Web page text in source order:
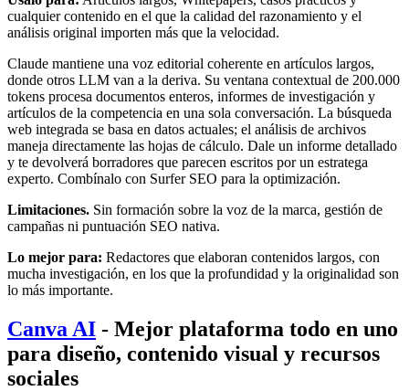
cualquier contenido en el que la calidad del razonamiento y el
análisis original importen más que la velocidad.
Claude mantiene una voz editorial coherente en artículos largos,
donde otros LLM van a la deriva. Su ventana contextual de 200.000
tokens procesa documentos enteros, informes de investigación y
artículos de la competencia en una sola conversación. La búsqueda
web integrada se basa en datos actuales; el análisis de archivos
maneja directamente las hojas de cálculo. Dale un informe detallado
y te devolverá borradores que parecen escritos por un estratega
experto. Combínalo con Surfer SEO para la optimización.
Limitaciones. Sin formación sobre la voz de la marca, gestión de
campañas ni puntuación SEO nativa.
Lo mejor para: Redactores que elaboran contenidos largos, con
mucha investigación, en los que la profundidad y la originalidad son
lo más importante.
Canva AI - Mejor plataforma todo en uno
para diseño, contenido visual y recursos
sociales